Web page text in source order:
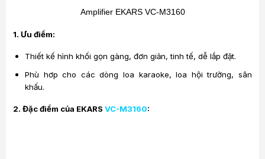
Amplifier EKARS VC-M3160
1. Ưu điểm:
Thiết kế hình khối gọn gàng, đơn giản, tinh tế, dễ lắp đặt.
Phù hơp cho các dòng loa karaoke, loa hội trường, sân
khấu.
2. Đặc điểm của EKARS VC-M3160: